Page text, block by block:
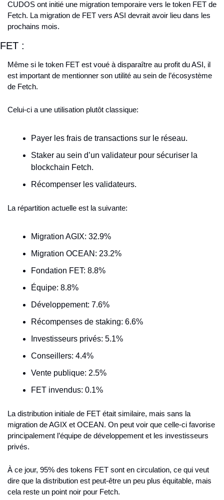
CUDOS ont initié une migration temporaire vers le token FET de
Fetch. La migration de FET vers ASI devrait avoir lieu dans les
prochains mois.
FET :
Même si le token FET est voué à disparaître au profit du ASI, il
est important de mentionner son utilité au sein de l’écosystème
de Fetch.
Celui-ci a une utilisation plutôt classique:
Payer les frais de transactions sur le réseau.
Staker au sein d’un validateur pour sécuriser la
blockchain Fetch.
Récompenser les validateurs.
La répartition actuelle est la suivante:
Migration AGIX: 32.9%
Migration OCEAN: 23.2%
Fondation FET: 8.8%
Équipe: 8.8%
Développement: 7.6%
Récompenses de staking: 6.6%
Investisseurs privés: 5.1%
Conseillers: 4.4%
Vente publique: 2.5%
FET invendus: 0.1%
La distribution initiale de FET était similaire, mais sans la
migration de AGIX et OCEAN. On peut voir que celle-ci favorise
principalement l’équipe de développement et les investisseurs
privés.
À ce jour, 95% des tokens FET sont en circulation, ce qui veut
dire que la distribution est peut-être un peu plus équitable, mais
cela reste un point noir pour Fetch.